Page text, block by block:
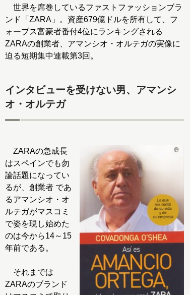
世界を席巻しているファストファッションブラ
ンド「ZARA」。資産679億ドルを所有して、フ
ォーブス富豪者番付4位にランキングされる
ZARAの創業者、アマンシオ・オルテガの実像に
迫る短期集中連載第3回。
インタビューを受けない男、アマンシ
オ・オルテガ
ZARAの急成長
はスペインでも勿
論話題になってい
るが、創業者 であ
るアマンシオ・オ
ルテガがマスコミ
で姿を現し始めた
のは今から14～15
年前である。
それまでは
ZARAのブランド